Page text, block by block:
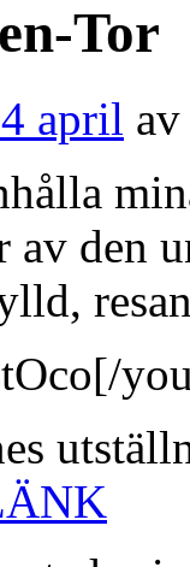
Tor
april av
den